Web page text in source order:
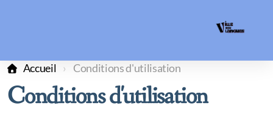
Accueil Conditions d'utilisation
Conditions d'utilisation